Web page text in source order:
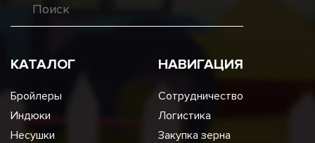
КАТАЛОГ
Бройлеры
Индюки
Несушки
НАВИГАЦИЯ
Сотрудничество
Логистика
Закупка зерна